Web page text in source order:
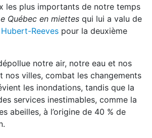
les plus importants de notre temps
Québec en miettes qui lui a valu de
Reeves pour la deuxième
notre air, notre eau et nos
nos villes, combat les changements
les inondations, tandis que la
services inestimables, comme la
abeilles, à l’origine de 40 % de